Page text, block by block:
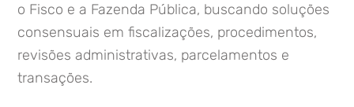
o Fisco e a Fazenda Pública, buscando soluções
consensuais em fiscalizações, procedimentos,
revisões administrativas, parcelamentos e
transações.